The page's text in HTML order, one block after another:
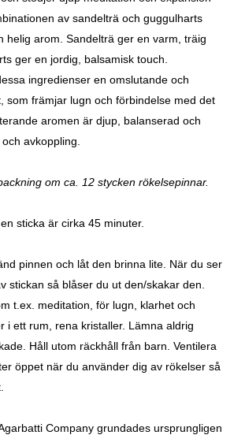
av sandelträ och guggulharts
helig arom. Sandelträ ger en varm, träig
ger en jordig, balsamisk touch.
ingredienser en omslutande och
som främjar lugn och förbindelse med det
aromen är djup, balanserad och
avkoppling.
om ca. 12 stycken rökelsepinnar.
sticka är cirka 45 minuter.
pinnen och låt den brinna lite. När du ser
stickan så blåser du ut den/skakar den.
t.ex. meditation, för lugn, klarhet och
i ett rum, rena kristaller. Lämna aldrig
Håll utom räckhåll från barn. Ventilera
öppet när du använder dig av rökelser så
Company grundades ursprungligen